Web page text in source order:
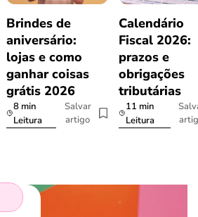
Brindes de
aniversário:
lojas e como
ganhar coisas
grátis 2026
8 min
Leitura
Salvar
artigo
Calendário
Fiscal 2026:
prazos e
obrigações
tributárias
11 min
Leitura